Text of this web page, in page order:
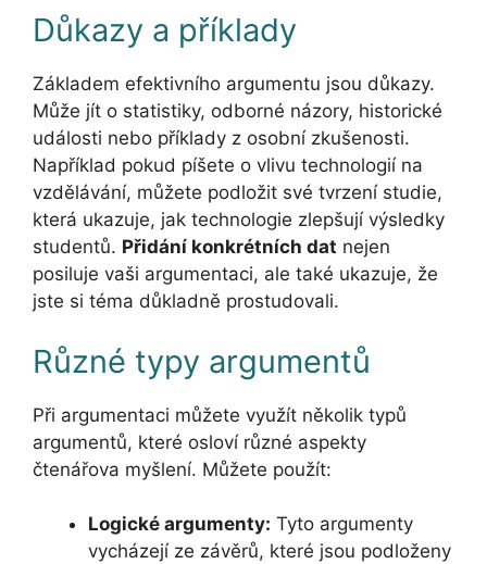
Důkazy a příklady
Základem efektivního argumentu jsou důkazy.
Může jít o statistiky, odborné názory, historické
události nebo příklady z osobní zkušenosti.
Například pokud píšete o vlivu technologií na
vzdělávání, můžete podložit své tvrzení studie,
která ukazuje, jak technologie zlepšují výsledky
studentů. Přidání konkrétních dat nejen
posiluje vaši argumentaci, ale také ukazuje, že
jste si téma důkladně prostudovali.
Různé typy argumentů
Při argumentaci můžete využít několik typů
argumentů, které osloví různé aspekty
čtenářova myšlení. Můžete použít:
Logické argumenty: Tyto argumenty
vycházejí ze závěrů, které jsou podloženy